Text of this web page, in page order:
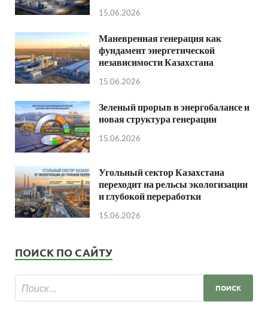
15.06.2026
Маневренная генерация как
фундамент энергетической
независимости Казахстана
15.06.2026
Зеленый прорыв в энергобалансе и
новая структура генерации
15.06.2026
Угольный сектор Казахстана
переходит на рельсы экологизации
и глубокой переработки
15.06.2026
ПОИСК ПО САЙТУ